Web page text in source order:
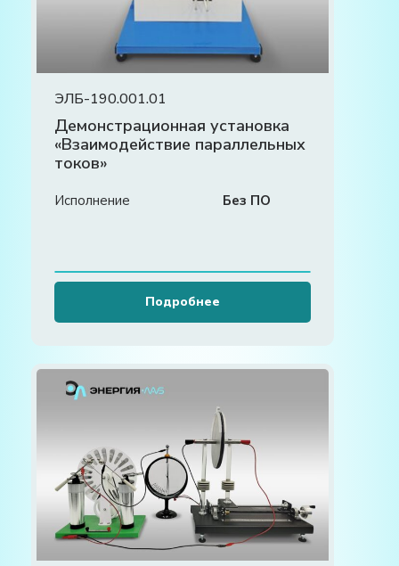
ЭЛБ-190.001.01
Демонстрационная установка
«Взаимодействие параллельных
токов»
Исполнение Без ПО
Подробнее